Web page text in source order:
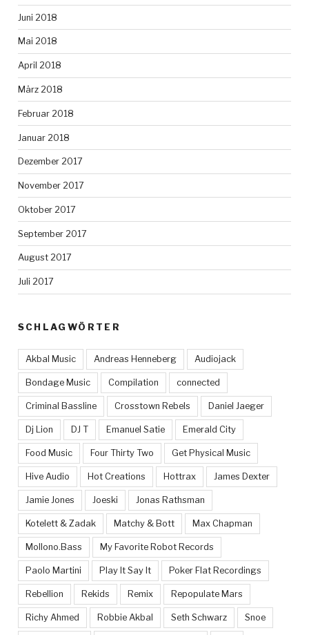
Juni 2018
Mai 2018
April 2018
März 2018
Februar 2018
Januar 2018
Dezember 2017
November 2017
Oktober 2017
September 2017
August 2017
Juli 2017
SCHLAGWÖRTER
Akbal Music Andreas Henneberg Audiojack
Bondage Music Compilation connected
Criminal Bassline Crosstown Rebels Daniel Jaeger
Dj Lion DJ T Emanuel Satie Emerald City
Food Music Four Thirty Two Get Physical Music
Hive Audio Hot Creations Hottrax James Dexter
Jamie Jones Joeski Jonas Rathsman
Kotelett & Zadak Matchy & Bott Max Chapman
Mollono.Bass My Favorite Robot Records
Paolo Martini Play It Say It Poker Flat Recordings
Rebellion Rekids Remix Repopulate Mars
Richy Ahmed Robbie Akbal Seth Schwarz Snoe